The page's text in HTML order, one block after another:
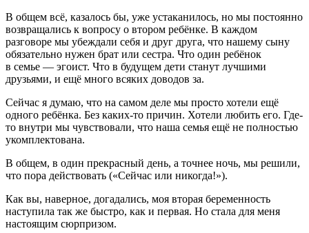
В общем всё, казалось бы, уже устаканилось, но мы постоянно
возвращались к вопросу о втором ребёнке. В каждом
разговоре мы убеждали себя и друг друга, что нашему сыну
обязательно нужен брат или сестра. Что один ребёнок
в семье — эгоист. Что в будущем дети станут лучшими
друзьями, и ещё много всяких доводов за.
Сейчас я думаю, что на самом деле мы просто хотели ещё
одного ребёнка. Без каких-то причин. Хотели любить его. Где-
то внутри мы чувствовали, что наша семья ещё не полностью
укомплектована.
В общем, в один прекрасный день, а точнее ночь, мы решили,
что пора действовать («Сейчас или никогда!»).
Как вы, наверное, догадались, моя вторая беременность
наступила так же быстро, как и первая. Но стала для меня
настоящим сюрпризом.